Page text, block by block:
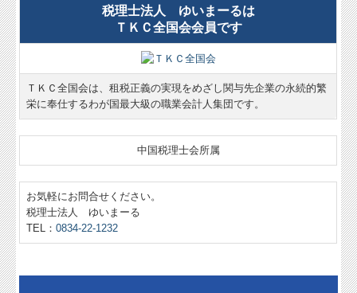
税理士法人 ゆいまーるは
ＴＫＣ全国会会員です
ＴＫＣ全国会は、租税正義の実現をめざし関与先企業の永続的繁
栄に奉仕するわが国最大級の職業会計人集団です。
中国税理士会所属
お気軽にお問合せください。
税理士法人 ゆいまーる
TEL：0834-22-1232